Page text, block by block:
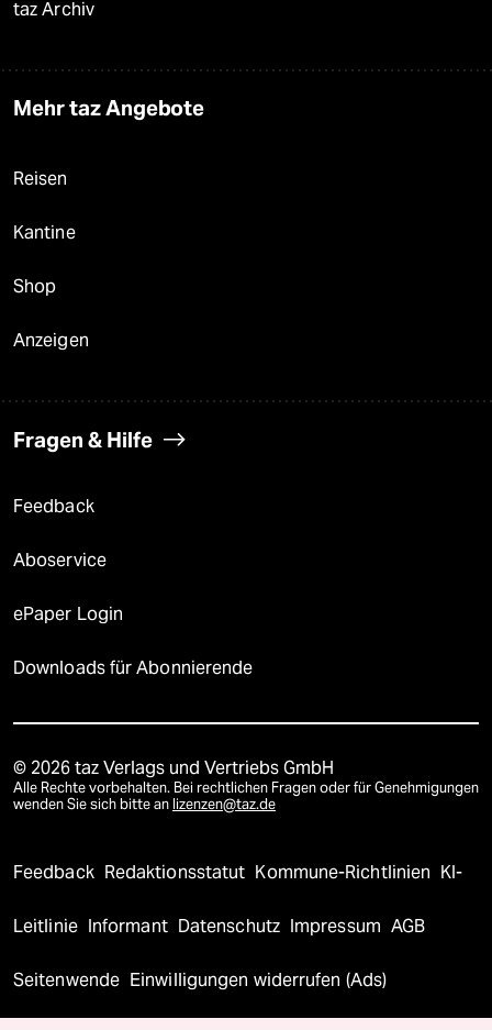
taz Archiv
Mehr taz Angebote
Reisen
Kantine
Shop
Anzeigen
Fragen & Hilfe
Feedback
Aboservice
ePaper Login
Downloads für Abonnierende
© 2026 taz Verlags und Vertriebs GmbH
Alle Rechte vorbehalten. Bei rechtlichen Fragen oder für Genehmigungen
wenden Sie sich bitte an lizenzen@taz.de
Feedback Redaktionsstatut Kommune-Richtlinien KI-
Leitlinie Informant Datenschutz Impressum AGB
Seitenwende Einwilligungen widerrufen (Ads)